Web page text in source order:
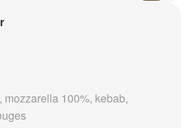
mozzarella 100%, kebab,